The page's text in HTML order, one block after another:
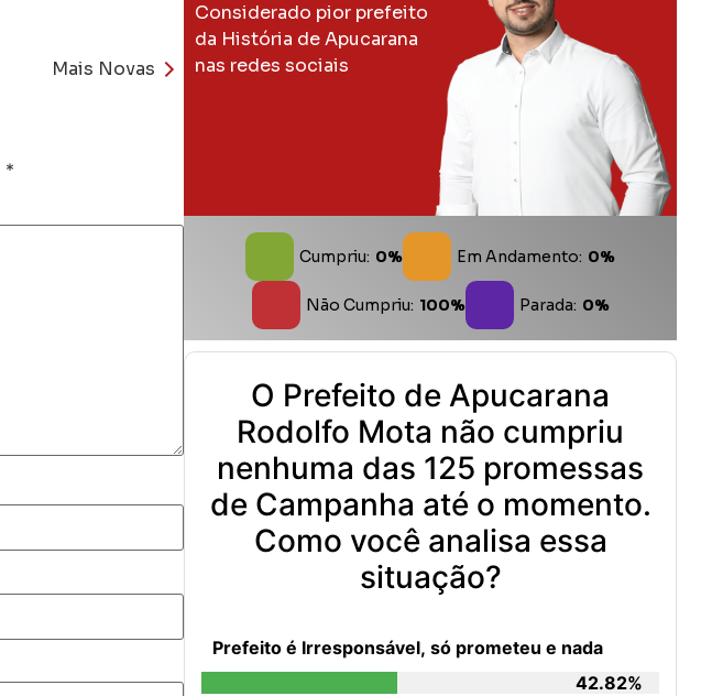
Mais Novas
*
Considerado pior prefeito
da História de Apucarana
nas redes sociais
Cumpriu: 0% Em Andamento: 0%
Não Cumpriu: 100% Parada: 0%
O Prefeito de Apucarana
Rodolfo Mota não cumpriu
nenhuma das 125 promessas
de Campanha até o momento.
Como você analisa essa
situação?
Prefeito é Irresponsável, só prometeu e nada
42.82%